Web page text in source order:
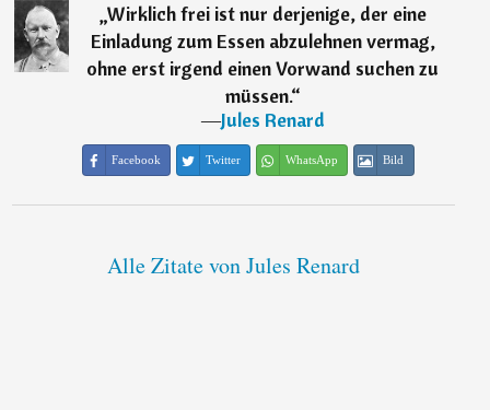
„Wirklich frei ist nur derjenige, der eine
Einladung zum Essen abzulehnen vermag,
ohne erst irgend einen Vorwand suchen zu
müssen.“
―Jules Renard
Facebook Twitter WhatsApp Bild
Alle Zitate von Jules Renard